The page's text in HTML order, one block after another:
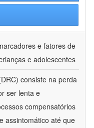
e fatores de
e adolescentes
consiste na perda
ser lenta e
compensatórios
assintomático até que